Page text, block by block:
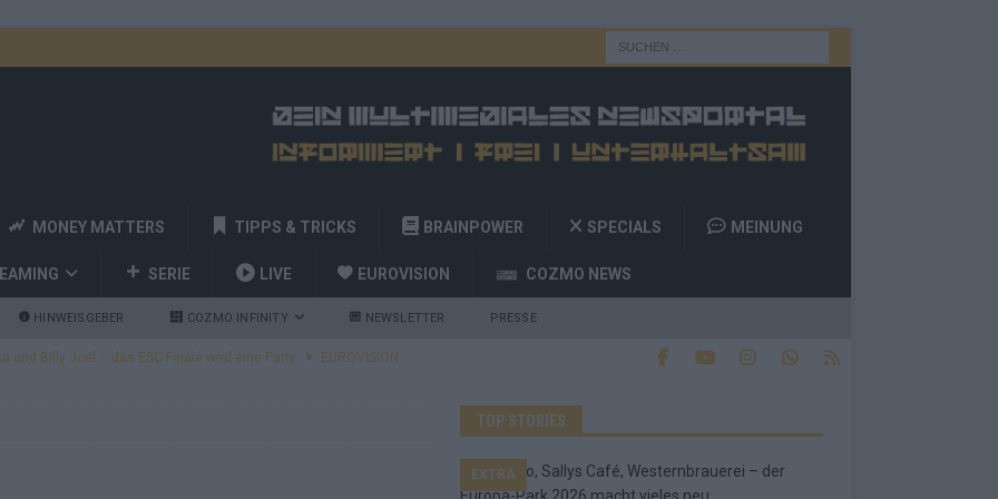
MONEY MATTERS TIPPS & TRICKS BRAINPOWER SPECIALS MEINUNG
SERIE LIVE EUROVISION COZMO NEWS
HINWEISGEBER COZMO INFINITY NEWSLETTER PRESSE
und Billy Joel – das ESC-Finale wird eine Party EUROVISION
TOP STORIES
EXTRA